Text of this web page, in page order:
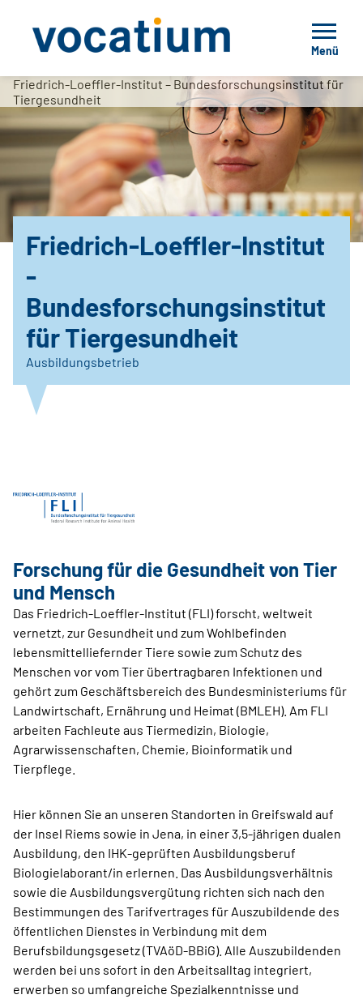
Menü
Friedrich-Loeffler-Institut – Bundesforschungsinstitut für
Tiergesundheit
Friedrich-Loeffler-Institut
-
Bundesforschungsinstitut
für Tiergesundheit
Ausbildungsbetrieb
Forschung für die Gesundheit von Tier
und Mensch
Das Friedrich-Loeffler-Institut (FLI) forscht, weltweit
vernetzt, zur Gesundheit und zum Wohlbefinden
lebensmittelliefernder Tiere sowie zum Schutz des
Menschen vor vom Tier übertragbaren Infektionen und
gehört zum Geschäftsbereich des Bundesministeriums für
Landwirtschaft, Ernährung und Heimat (BMLEH). Am FLI
arbeiten Fachleute aus Tiermedizin, Biologie,
Agrarwissenschaften, Chemie, Bioinformatik und
Tierpflege.
Hier können Sie an unseren Standorten in Greifswald auf
der Insel Riems sowie in Jena, in einer 3,5-jährigen dualen
Ausbildung, den IHK-geprüften Ausbildungsberuf
Biologielaborant/in erlernen. Das Ausbildungsverhältnis
sowie die Ausbildungsvergütung richten sich nach den
Bestimmungen des Tarifvertrages für Auszubildende des
öffentlichen Dienstes in Verbindung mit dem
Berufsbildungsgesetz (TVAöD-BBiG). Alle Auszubildenden
werden bei uns sofort in den Arbeitsalltag integriert,
erwerben so umfangreiche Spezialkenntnisse und